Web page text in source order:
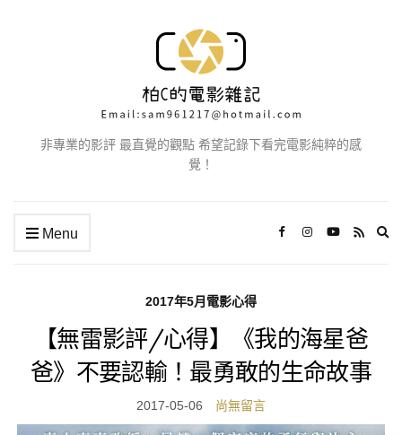
非專業的影評 最直覺的觀點 希望記錄下看完電影純粹的感
覺！
Menu
2017年5月電影心得
【無雷影評/心得】《我的海星爸
爸》不要認輸！最勇敢的生命故事
2017-05-06 尚無留言